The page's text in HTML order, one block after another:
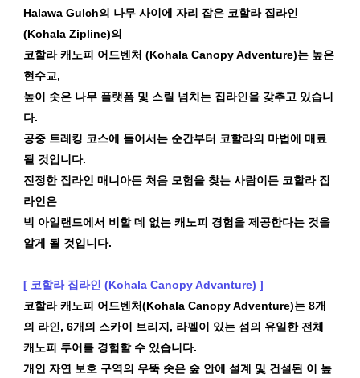
Halawa Gulch의 나무 사이에 자리 잡은 코할라 집라인
(Kohala Zipline)의
코할라 캐노피 어드벤처 (Kohala Canopy Adventure)는 높은
현수교,
높이 솟은 나무 플랫폼 및 스릴 넘치는 집라인을 갖추고 있습니
다.
공중 트레킹 코스에 들어서는 순간부터 코할라의 마법에 매료
될 것입니다.
진정한 집라인 매니아든 처음 모험을 찾는 사람이든 코할라 집
라인은
빅 아일랜드에서 비할 데 없는 캐노피 경험을 제공한다는 것을
알게 될 것입니다.
[ 코할라 집라인 (Kohala Canopy Advanture) ]
코할라 캐노피 어드벤처(Kohala Canopy Adventure)는 8개
의 라인, 6개의 스카이 브리지, 라펠이 있는 섬의 유일한 전체
캐노피 투어를 경험할 수 있습니다.
개인 자연 보호 구역의 우뚝 솟은 숲 안에 설계 및 건설된 이 높